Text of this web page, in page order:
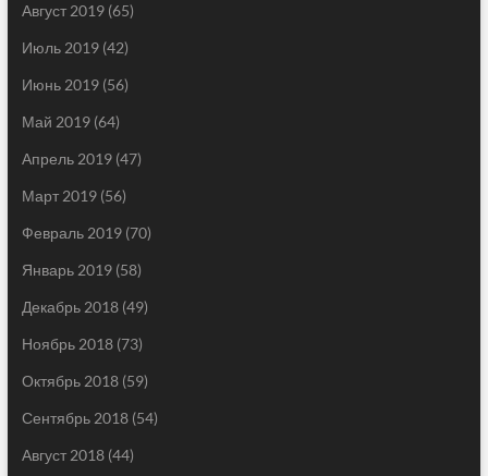
Август 2019(65)
Июль 2019(42)
Июнь 2019(56)
Май 2019(64)
Апрель 2019(47)
Март 2019(56)
Февраль 2019(70)
Январь 2019(58)
Декабрь 2018(49)
Ноябрь 2018(73)
Октябрь 2018(59)
Сентябрь 2018(54)
Август 2018(44)